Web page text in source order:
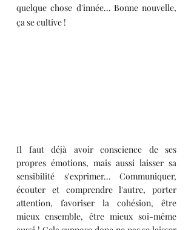
quelque chose d'innée… Bonne nouvelle,
ça se cultive !
Il faut déjà avoir conscience de ses
propres émotions, mais aussi laisser sa
sensibilité s'exprimer… Communiquer,
écouter et comprendre l'autre, porter
attention, favoriser la cohésion, être
mieux ensemble, être mieux soi-même